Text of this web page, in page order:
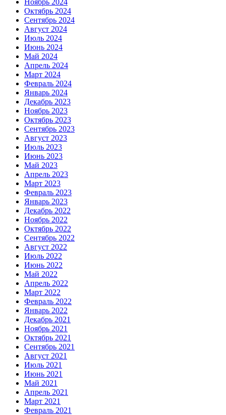
Ноябрь 2024
Октябрь 2024
Сентябрь 2024
Август 2024
Июль 2024
Июнь 2024
Май 2024
Апрель 2024
Март 2024
Февраль 2024
Январь 2024
Декабрь 2023
Ноябрь 2023
Октябрь 2023
Сентябрь 2023
Август 2023
Июль 2023
Июнь 2023
Май 2023
Апрель 2023
Март 2023
Февраль 2023
Январь 2023
Декабрь 2022
Ноябрь 2022
Октябрь 2022
Сентябрь 2022
Август 2022
Июль 2022
Июнь 2022
Май 2022
Апрель 2022
Март 2022
Февраль 2022
Январь 2022
Декабрь 2021
Ноябрь 2021
Октябрь 2021
Сентябрь 2021
Август 2021
Июль 2021
Июнь 2021
Май 2021
Апрель 2021
Март 2021
Февраль 2021